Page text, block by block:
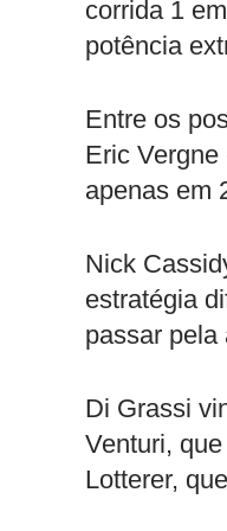
corrida 1
potência
Entre os
Eric
apenas em
Nick
estratégia
passar pela
Di Grassi
Venturi,
Lotterer,